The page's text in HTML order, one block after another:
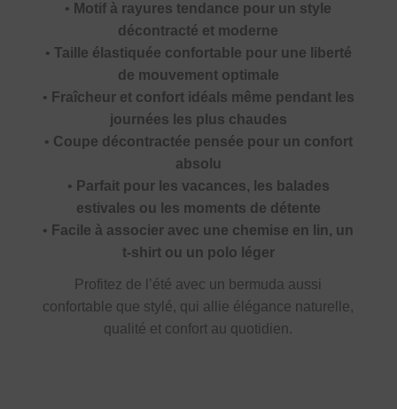
• Motif à rayures tendance pour un style
décontracté et moderne
• Taille élastiquée confortable pour une liberté
de mouvement optimale
• Fraîcheur et confort idéals même pendant les
journées les plus chaudes
• Coupe décontractée pensée pour un confort
absolu
• Parfait pour les vacances, les balades
estivales ou les moments de détente
• Facile à associer avec une chemise en lin, un
t-shirt ou un polo léger
Profitez de l’été avec un bermuda aussi
confortable que stylé, qui allie élégance naturelle,
qualité et confort au quotidien.